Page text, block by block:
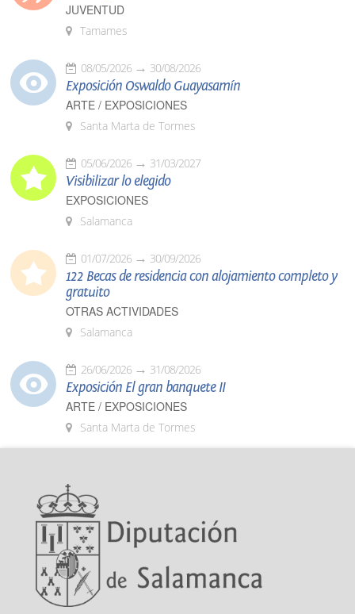
JUVENTUD
Tamames
08/05/2026 30/08/2026
Exposición Oswaldo Guayasamín
ARTE / EXPOSICIONES
Santa Marta de Tormes
05/06/2026 31/03/2027
Visibilizar lo elegido
EXPOSICIONES
Salamanca
01/07/2026 30/09/2026
122 Becas de residencia con alojamiento completo y
gratuito
OTRAS ACTIVIDADES
Salamanca
26/06/2026 31/08/2026
Exposición El gran banquete II
ARTE / EXPOSICIONES
Santa Marta de Tormes